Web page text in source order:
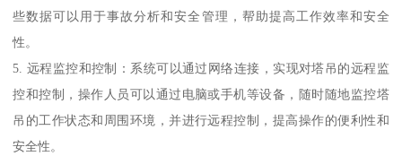
些数据可以用于事故分析和安全管理，帮助提高工作效率和安全
性。
5. 远程监控和控制：系统可以通过网络连接，实现对塔吊的远程监
控和控制，操作人员可以通过电脑或手机等设备，随时随地监控塔
吊的工作状态和周围环境，并进行远程控制，提高操作的便利性和
安全性。